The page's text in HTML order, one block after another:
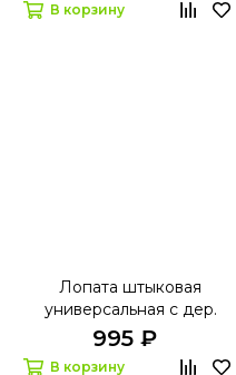
В корзину
Лопата штыковая
универсальная с дер.
черенком GRASSMAN 960
995 ₽
В корзину